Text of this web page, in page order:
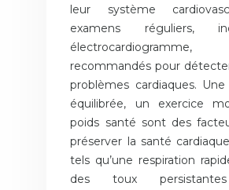
leur système
examens réguliers,
recommandés pour
problèmes cardiaques.
équilibrée, un exercice
poids santé sont des
préserver la santé
tels qu’une respiration
des toux